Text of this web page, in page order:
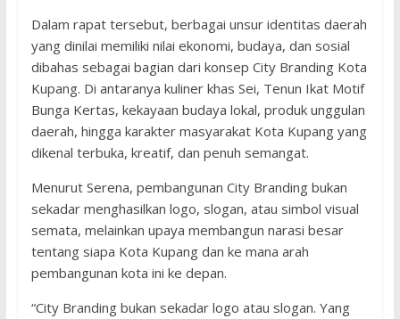
Dalam rapat tersebut, berbagai unsur identitas daerah
yang dinilai memiliki nilai ekonomi, budaya, dan sosial
dibahas sebagai bagian dari konsep City Branding Kota
Kupang. Di antaranya kuliner khas Sei, Tenun Ikat Motif
Bunga Kertas, kekayaan budaya lokal, produk unggulan
daerah, hingga karakter masyarakat Kota Kupang yang
dikenal terbuka, kreatif, dan penuh semangat.
Menurut Serena, pembangunan City Branding bukan
sekadar menghasilkan logo, slogan, atau simbol visual
semata, melainkan upaya membangun narasi besar
tentang siapa Kota Kupang dan ke mana arah
pembangunan kota ini ke depan.
“City Branding bukan sekadar logo atau slogan. Yang